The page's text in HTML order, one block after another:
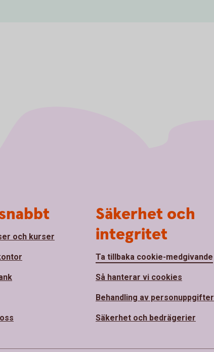
och kurser
Säkerhet och
integritet
Ta tillbaka cookie-medgivande
Så hanterar vi cookies
Behandling av personuppgifter
Säkerhet och bedrägerier